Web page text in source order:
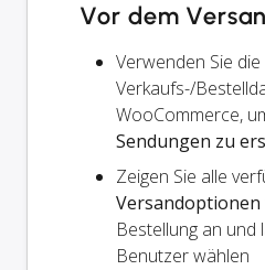
Vor dem
Verwenden Sie die
Verkaufs-/
WooCommerce,
Sendungen zu
Zeigen Sie alle
Versandoptionen
Bestellung an und
Benutzer wählen